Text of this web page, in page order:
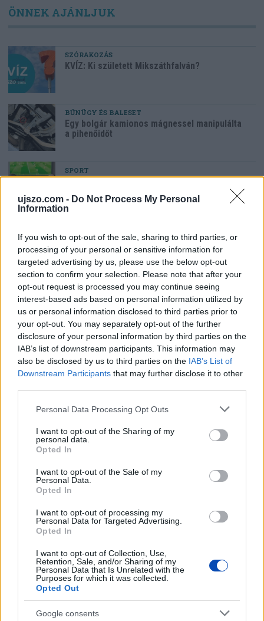
ujszo.com - Do Not Process My Personal
Information
If you wish to opt-out of the sale, sharing to third parties, or
processing of your personal or sensitive information for
targeted advertising by us, please use the below opt-out
section to confirm your selection. Please note that after your
opt-out request is processed you may continue seeing
interest-based ads based on personal information utilized by
us or personal information disclosed to third parties prior to
your opt-out. You may separately opt-out of the further
disclosure of your personal information by third parties on the
IAB’s list of downstream participants. This information may
also be disclosed by us to third parties on the IAB’s List of
Downstream Participants that may further disclose it to other
Please note that this website/app uses one or more Google
not limited to your visit or usage behaviour. You may click to
grant or deny consent to Google and its third-party tags to
use your data for below specified purposes in below Google
consent section.
Personal Data Processing Opt Outs
I want to opt-out of the Sharing of my
personal data.
Opted In
I want to opt-out of the Sale of my
Personal Data.
Opted In
I want to opt-out of processing my
Personal Data for Targeted Advertising.
Opted In
I want to opt-out of Collection, Use,
Retention, Sale, and/or Sharing of my
Personal Data that Is Unrelated with the
Purposes for which it was collected.
Opted Out
Google consents
ÖNNEK AJÁNLJUK
SZÓRAKOZÁS
KVÍZ: Ki született Mikszáthfalván?
BŰNÜGY ÉS BALESET
Egy bolgár kamionos mágnessel manipulálta
a pihenőidőt
SPORT
Eldől a Ferencváros sorsa
Polgármesteri vétó a pluszpénzek ellen
HAZA ÉS NAGYVILÁG
Megszerezhető az autópálya mellett kivágott
fa
Az oroszlánt egy régi ismerőse keresheti
meg váratlanul
LEGFRISSEBB GALÉRIÁK
Már látható jelei vannak az autópálya
bővítésének (GALÉRIA)